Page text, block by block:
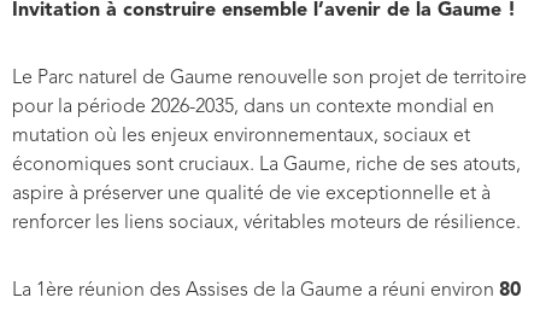
Invitation à construire ensemble l’avenir de la Gaume !
Le Parc naturel de Gaume renouvelle son projet de territoire
pour la période 2026-2035, dans un contexte mondial en
mutation où les enjeux environnementaux, sociaux et
économiques sont cruciaux. La Gaume, riche de ses atouts,
aspire à préserver une qualité de vie exceptionnelle et à
renforcer les liens sociaux, véritables moteurs de résilience.
La 1ère réunion des Assises de la Gaume a réuni environ 80